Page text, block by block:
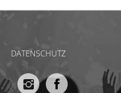
DATENSCHUTZ